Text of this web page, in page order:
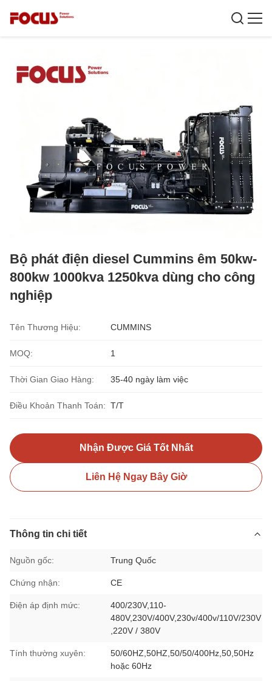
Bộ phát điện diesel Cummins êm 50kw-
800kw 1000kva 1250kva dùng cho công
nghiệp
Tên Thương Hiệu: CUMMINS
MOQ: 1
Thời Gian Giao Hàng: 35-40 ngày làm việc
Điều Khoản Thanh Toán: T/T
Nhận Được Giá Tốt Nhất
Liên Hệ Ngay Bây Giờ
Thông tin chi tiết
Nguồn gốc: Trung Quốc
Chứng nhận: CE
Điện áp định mức:
400/230V,110-
480V,230V/400V,230v/400v/110V/230V
,220V / 380V
Tính thường xuyên:
50/60HZ,50HZ,50/50/400Hz,50,50Hz
hoặc 60Hz